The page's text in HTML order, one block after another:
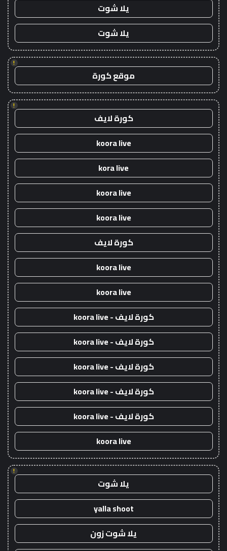
يلا شوت
يلا شوت
!
موقع كورة
!
كورة لايف
koora live
kora live
koora live
koora live
كورة لايف
koora live
koora live
كورة لايف - koora live
كورة لايف - koora live
كورة لايف - koora live
كورة لايف - koora live
كورة لايف - koora live
koora live
!
يلا شوت
yalla shoot
يلا شوت زون